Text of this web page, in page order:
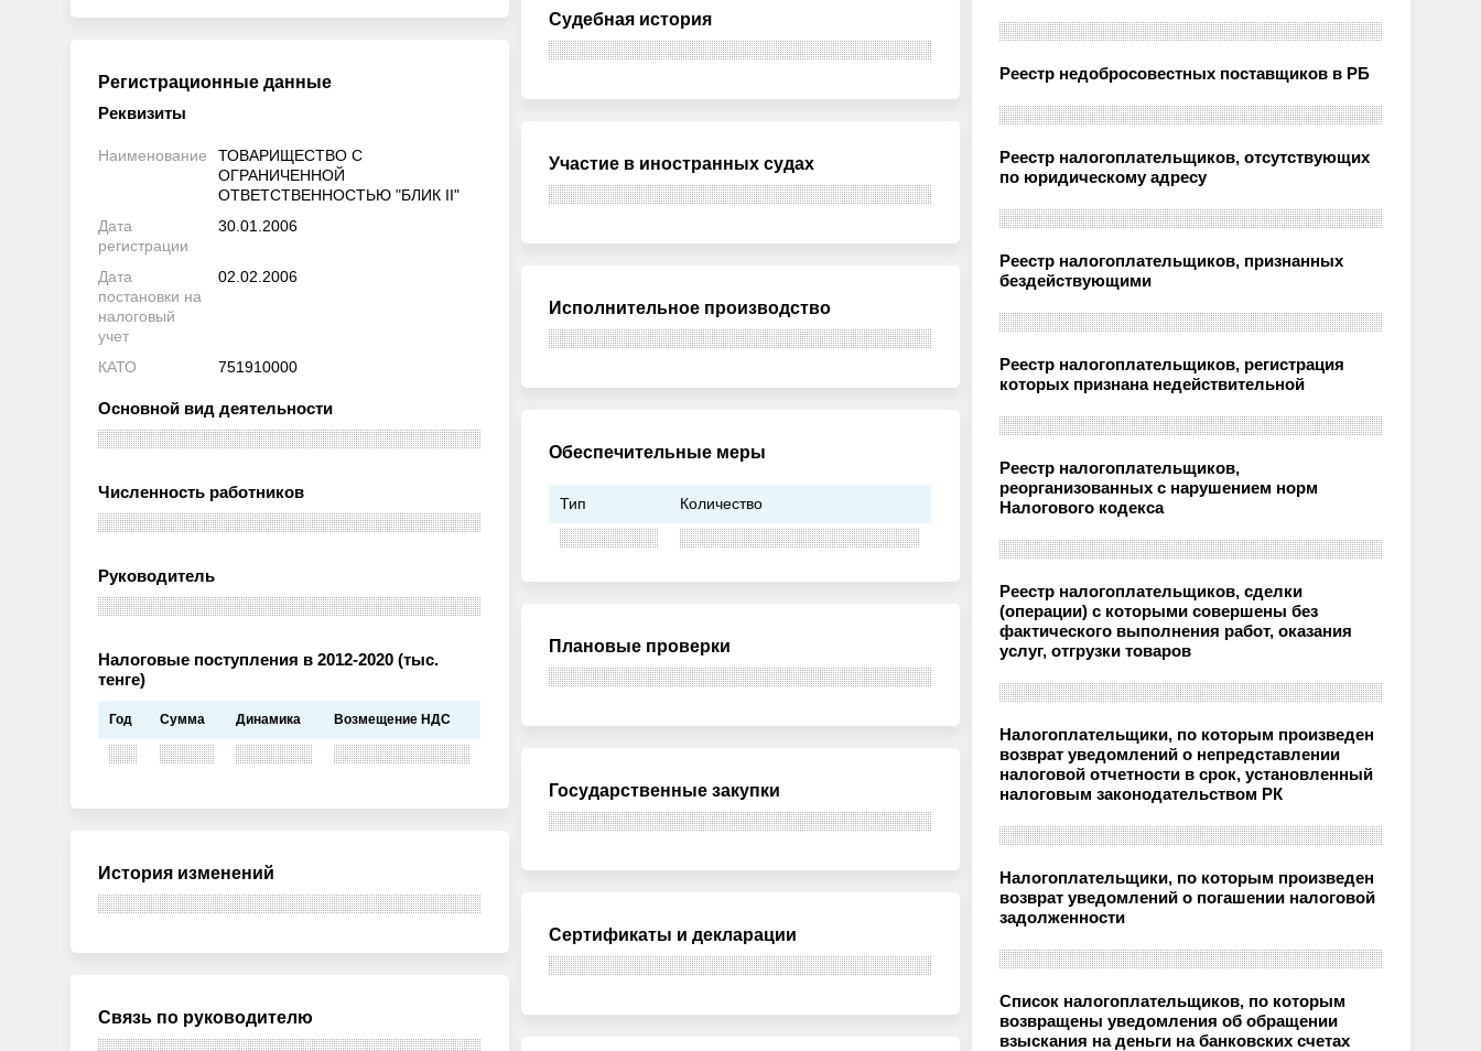
Регистрационные данные
Реквизиты
Наименование
ТОВАРИЩЕСТВО С
ОГРАНИЧЕННОЙ
ОТВЕТСТВЕННОСТЬЮ "БЛИК ІІ"
Дата
регистрации
30.01.2006
Дата
постановки на
налоговый
учет
02.02.2006
КАТО 751910000
Основной вид деятельности
Численность работников
Руководитель
Налоговые поступления в 2012-2020 (тыс.
тенге)
Год Сумма Динамика Возмещение НДС
История изменений
Связь по руководителю
Судебная история
Участие в иностранных судах
Исполнительное производство
Обеспечительные меры
Тип Количество
Плановые проверки
Государственные закупки
Сертификаты и декларации
Реестр недобросовестных поставщиков в РБ
Реестр налогоплательщиков, отсутствующих
по юридическому адресу
Реестр налогоплательщиков, признанных
бездействующими
Реестр налогоплательщиков, регистрация
которых признана недействительной
Реестр налогоплательщиков,
реорганизованных с нарушением норм
Налогового кодекса
Реестр налогоплательщиков, сделки
(операции) с которыми совершены без
фактического выполнения работ, оказания
услуг, отгрузки товаров
Налогоплательщики, по которым произведен
возврат уведомлений о непредставлении
налоговой отчетности в срок, установленный
налоговым законодательством РК
Налогоплательщики, по которым произведен
возврат уведомлений о погашении налоговой
задолженности
Список налогоплательщиков, по которым
возвращены уведомления об обращении
взыскания на деньги на банковских счетах